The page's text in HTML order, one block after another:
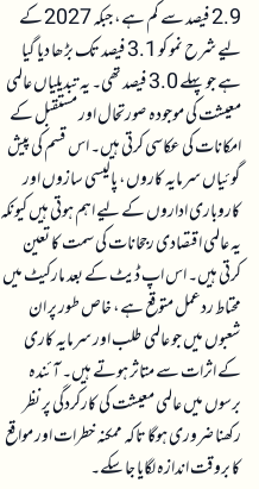
2.9 فیصد سے کم ہے، جبکہ 2027 کے
لیے شرح نمو کو 3.1 فیصد تک بڑھا دیا گیا
ہے جو پہلے 3.0 فیصد تھی۔ یہ تبدیلیاں عالمی
معیشت کی موجودہ صورتحال اور مستقبل کے
امکانات کی عکاسی کرتی ہیں۔ اس قسم کی پیش
گوئیاں سرمایہ کاروں، پالیسی سازوں اور
کاروباری اداروں کے لیے اہم ہوتی ہیں کیونکہ
یہ عالمی اقتصادی رجحانات کی سمت کا تعین
کرتی ہیں۔ اس اپ ڈیٹ کے بعد مارکیٹ میں
محتاط ردعمل متوقع ہے، خاص طور پر ان
شعبوں میں جو عالمی طلب اور سرمایہ کاری
کے اثرات سے متاثر ہوتے ہیں۔ آئندہ
برسوں میں عالمی معیشت کی کارکردگی پر نظر
رکھنا ضروری ہوگا تاکہ ممکنہ خطرات اور مواقع
کا بروقت اندازہ لگایا جا سکے۔